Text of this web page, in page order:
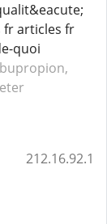
fr articles fr
quoi
212.16.92.1